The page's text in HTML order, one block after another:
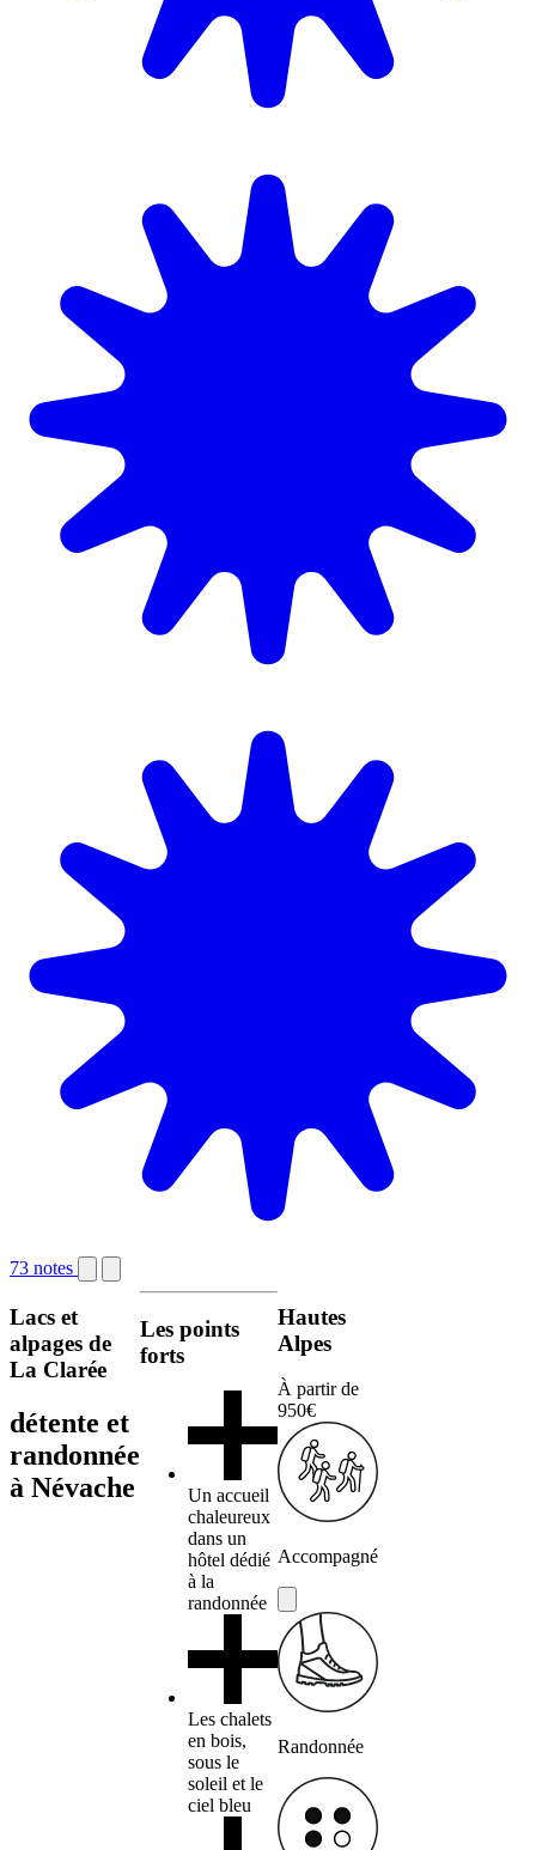
73 notes
Lacs et
alpages de
La Clarée
détente et
randonnée
à Névache
Les points
forts
Un accueil
chaleureux
dans un
hôtel dédié
à la
randonnée
Les chalets
en bois,
sous le
soleil et le
ciel bleu
Hautes
Alpes
À partir de
950€
Accompagné
Randonnée